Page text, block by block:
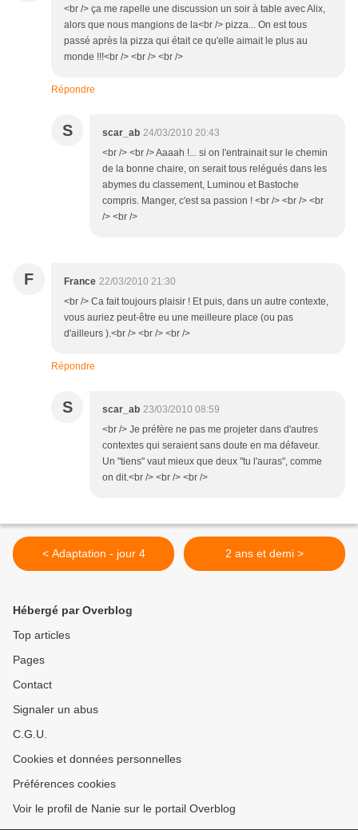
<br /> ça me rapelle une discussion un soir à table avec Alix,
alors que nous mangions de la<br /> pizza... On est tous
passé après la pizza qui était ce qu'elle aimait le plus au
monde !!!<br /> <br /> <br />
Répondre
S scar_ab 24/03/2010 20:43
<br /> <br /> Aaaah !... si on l'entrainait sur le chemin
de la bonne chaire, on serait tous relégués dans les
abymes du classement, Luminou et Bastoche
compris. Manger, c'est sa passion ! <br /> <br /> <br
/> <br />
F France 22/03/2010 21:30
<br /> Ca fait toujours plaisir ! Et puis, dans un autre contexte,
vous auriez peut-être eu une meilleure place (ou pas
d'ailleurs ).<br /> <br /> <br />
Répondre
S scar_ab 23/03/2010 08:59
<br /> Je préfère ne pas me projeter dans d'autres
contextes qui seraient sans doute en ma défaveur.
Un "tiens" vaut mieux que deux "tu l'auras", comme
on dit.<br /> <br /> <br />
< Adaptation - jour 4 2 ans et demi >
Hébergé par Overblog
Top articles
Pages
Contact
Signaler un abus
C.G.U.
Cookies et données personnelles
Préférences cookies
Voir le profil de Nanie sur le portail Overblog